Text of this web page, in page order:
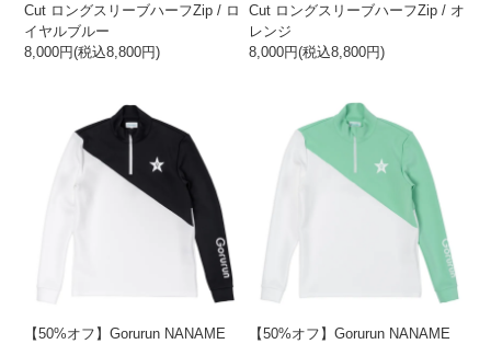
Cut ロングスリーブハーフZip / ロ
イヤルブルー
8,000円(税込8,800円)
Cut ロングスリーブハーフZip / オ
レンジ
8,000円(税込8,800円)
【50%オフ】Gorurun NANAME
【50%オフ】Gorurun NANAME